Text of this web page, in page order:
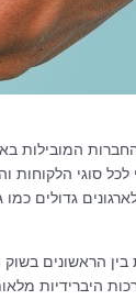
המובילות
סוגי הלקוחות
גדולים
בין הראשונים בשוק
היברידיות